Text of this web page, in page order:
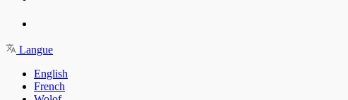
Langue
English
French